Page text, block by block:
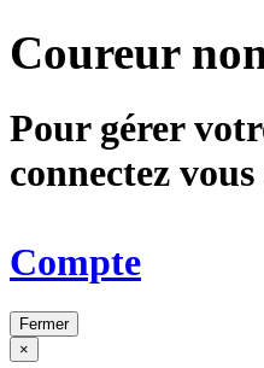
Coureur
Pour gérer
connectez
Compte
Fermer
×